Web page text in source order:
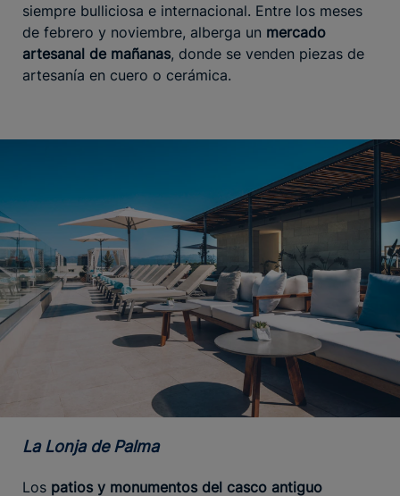
siempre bulliciosa e internacional. Entre los meses
de febrero y noviembre, alberga un mercado
artesanal de mañanas, donde se venden piezas de
artesanía en cuero o cerámica.
La Lonja de Palma
Los patios y monumentos del casco antiguo